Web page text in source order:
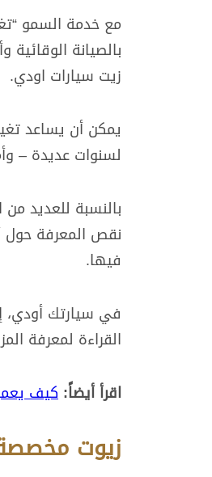
مع خدمة السمو
بالصيانة
زيت سيارات اودي.
لسنوات عديدة –
بالنسبة للعديد
نقص المعرفة حول
فيها.
في سيارتك أودي،
القراءة لمعرفة
اقرأ أيضاً: كيف
زيوت